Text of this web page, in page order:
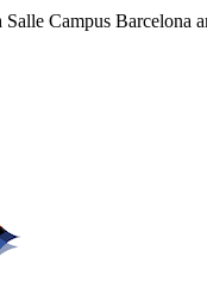
Campus Barcelona